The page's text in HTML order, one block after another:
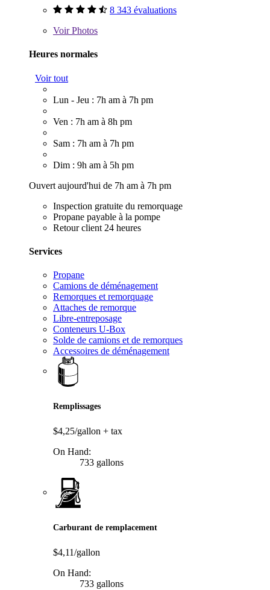
8 343 évaluations
VoirPhotos
Heures normales
Voir tout
Lun - Jeu : 7h am à 7h pm
Ven : 7h am à 8h pm
Sam : 7h am à 7h pm
Dim : 9h am à 5h pm
Ouvert aujourd'hui de 7h am à 7h pm
Inspection gratuite du remorquage
Propane payable à la pompe
Retour client 24 heures
Services
Propane
Camions de déménagement
Remorques et remorquage
Attaches de remorque
Libre-entreposage
Conteneurs U-Box
Solde de camions et de remorques
Accessoires de déménagement
Remplissages
$4,25/gallon + tax
On Hand:
733 gallons
Carburant de remplacement
$4,11/gallon
On Hand:
733 gallons